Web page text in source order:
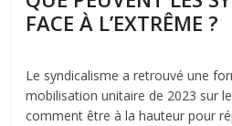
FACE À L’EXTRÊME ?
Le syndicalisme a retrouvé une
mobilisation unitaire de 2023 sur
comment être à la hauteur pour